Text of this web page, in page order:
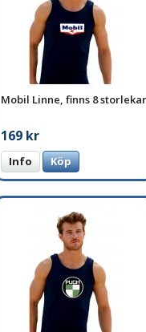
Mobil Linne, finns 8 storlekar
169 kr
Info Köp